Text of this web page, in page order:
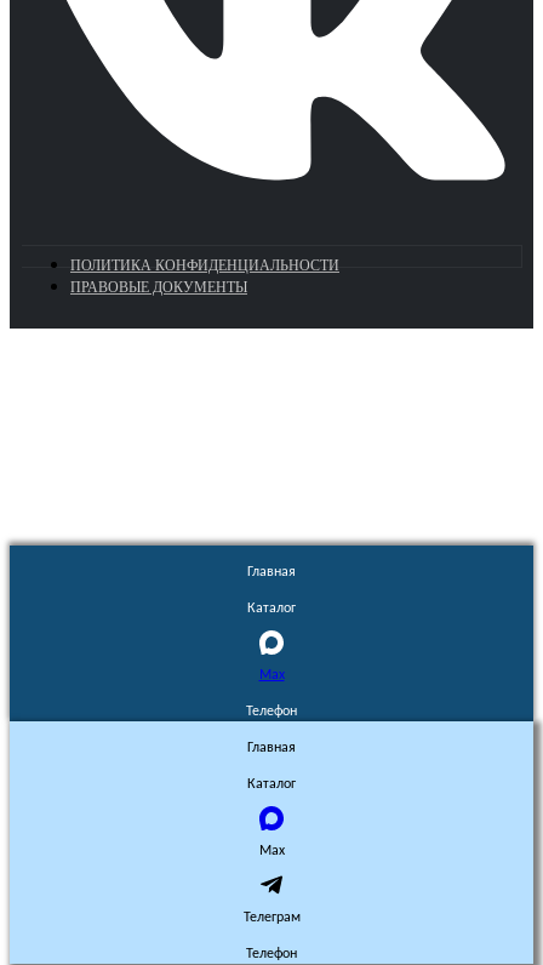
ПОЛИТИКА КОНФИДЕНЦИАЛЬНОСТИ
ПРАВОВЫЕ ДОКУМЕНТЫ
Главная
Каталог
Max
Телефон
Главная
Каталог
Max
Телеграм
Телефон